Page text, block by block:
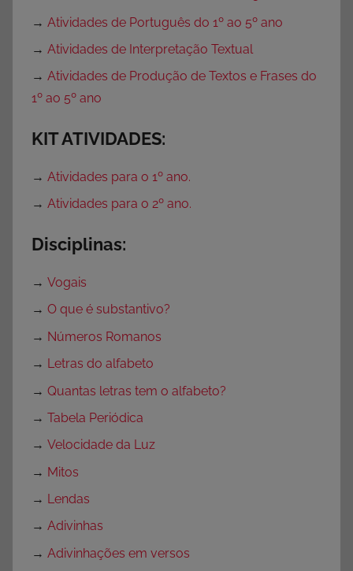
→ Atividades de Português do 1º ao 5º ano
→ Atividades de Interpretação Textual
→ Atividades de Produção de Textos e Frases do
1º ao 5º ano
KIT ATIVIDADES:
→ Atividades para o 1º ano.
→ Atividades para o 2º ano.
Disciplinas:
→ Vogais
→ O que é substantivo?
→ Números Romanos
→ Letras do alfabeto
→ Quantas letras tem o alfabeto?
→ Tabela Periódica
→ Velocidade da Luz
→ Mitos
→ Lendas
→ Adivinhas
→ Adivinhações em versos